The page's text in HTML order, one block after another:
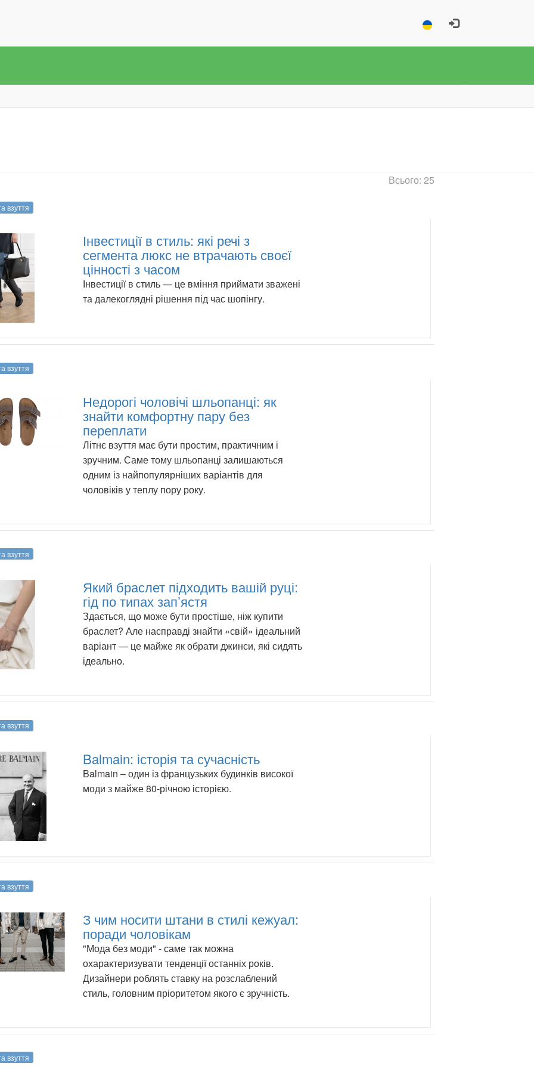
Всього: 25
взуття
Інвестиції в стиль: які речі з
сегмента люкс не втрачають своєї
цінності з часом
Інвестиції в стиль — це вміння приймати зважені
та далекоглядні рішення під час шопінгу.
взуття
Недорогі чоловічі шльопанці: як
знайти комфортну пару без
переплати
Літнє взуття має бути простим, практичним і
зручним. Саме тому шльопанці залишаються
одним із найпопулярніших варіантів для
чоловіків у теплу пору року.
взуття
Який браслет підходить вашій руці:
гід по типах зап’ястя
Здається, що може бути простіше, ніж купити
браслет? Але насправді знайти «свій» ідеальний
варіант — це майже як обрати джинси, які сидять
ідеально.
взуття
Balmain: історія та сучасність
Balmain – один із французьких будинків високої
моди з майже 80-річною історією.
взуття
З чим носити штани в стилі кежуал:
поради чоловікам
"Мода без моди" - саме так можна
охарактеризувати тенденції останніх років.
Дизайнери роблять ставку на розслаблений
стиль, головним пріоритетом якого є зручність.
взуття